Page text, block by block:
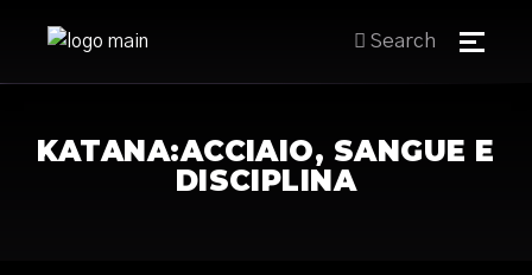
Search
KATANA:ACCIAIO, SANGUE E
DISCIPLINA